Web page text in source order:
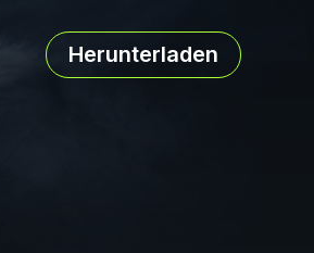
Herunterladen